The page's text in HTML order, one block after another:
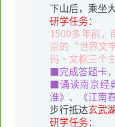
下山后，乘坐
研学任务：
1500多年前
京的“世界文
码·文枢三个
■完成答题卡
■诵读南京经
淮》、《江南
步行抵达玄武
研学任务：